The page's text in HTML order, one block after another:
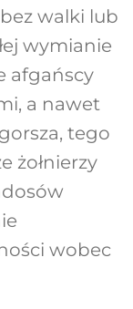
walki lub
wymianie
afgańscy
a nawet
tego
żołnierzy
wobec